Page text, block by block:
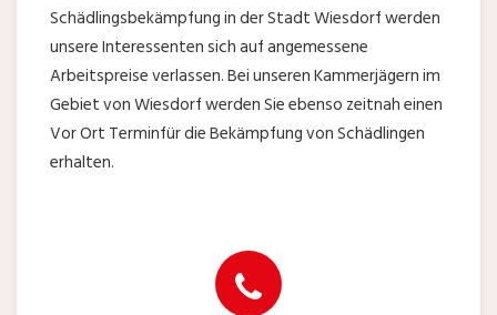
Schädlingsbekämpfung in der Stadt Wiesdorf werden
unsere Interessenten sich auf angemessene
Arbeitspreise verlassen. Bei unseren Kammerjägern im
Gebiet von Wiesdorf werden Sie ebenso zeitnah einen
Vor Ort Terminfür die Bekämpfung von Schädlingen
erhalten.